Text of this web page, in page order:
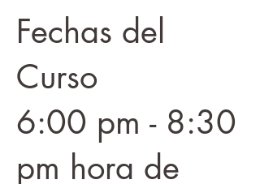
Fechas del
Curso
6:00 pm - 8:30
pm hora de